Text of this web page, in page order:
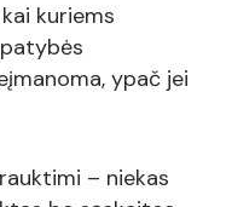
kuriems
ypač jei
– niekas